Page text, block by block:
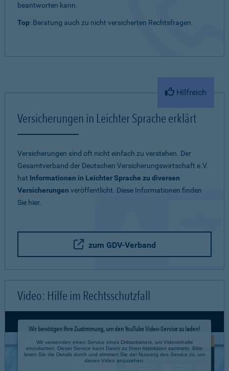
beantworten kann.
Top: Beratung auch zu nicht versicherten Rechtsfragen.
Hilfreich
Versicherungen in Leichter Sprache erklärt
Versicherungen sind oft nicht einfach zu verstehen. Der
Gesamtverband der Deutschen Versicherungswirtschaft e.V.
hat Informationen in Leichter Sprache zu diversen
Versicherungen veröffentlicht. Diese Informationen finden
Sie hier.
zum GDV-Verband
Video: Hilfe im Rechtsschutzfall
Wir benötigen Ihre Zustimmung, um den YouTube Video-Service zu laden!
Wir verwenden einen Service eines Drittanbieters, um Videoinhalte
einzubetten. Dieser Service kann Daten zu Ihren Aktivitäten sammeln. Bitte
lesen Sie die Details durch und stimmen Sie der Nutzung des Service zu, um
dieses Video anzusehen.